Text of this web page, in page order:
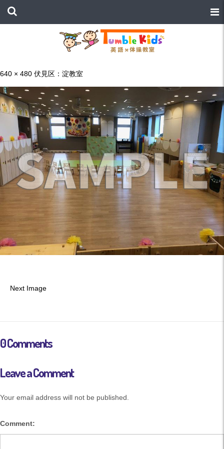
640 × 480 伏見区：淀教室
Next Image
0 Comments
Leave a Comment
Your email address will not be published.
Comment: